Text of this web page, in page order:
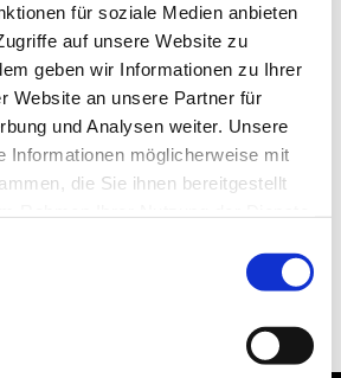
für soziale Medien anbieten
auf unsere Website zu
geben wir Informationen zu Ihrer
Website an unsere Partner für
und Analysen weiter. Unsere
Informationen möglicherweise mit
die Sie ihnen bereitgestellt